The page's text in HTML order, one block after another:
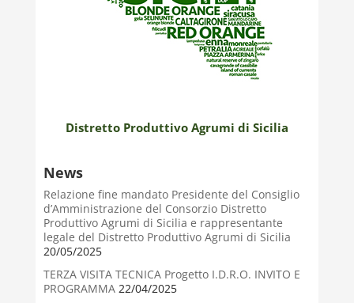
Distretto Produttivo Agrumi di Sicilia
News
Relazione fine mandato Presidente del Consiglio
d’Amministrazione del Consorzio Distretto
Produttivo Agrumi di Sicilia e rappresentante
legale del Distretto Produttivo Agrumi di Sicilia
20/05/2025
TERZA VISITA TECNICA Progetto I.D.R.O. INVITO E
PROGRAMMA22/04/2025